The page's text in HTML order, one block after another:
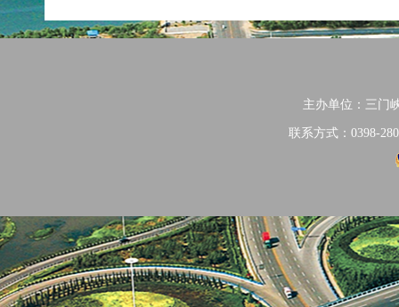
主办单位：三门
联系方式：0398-